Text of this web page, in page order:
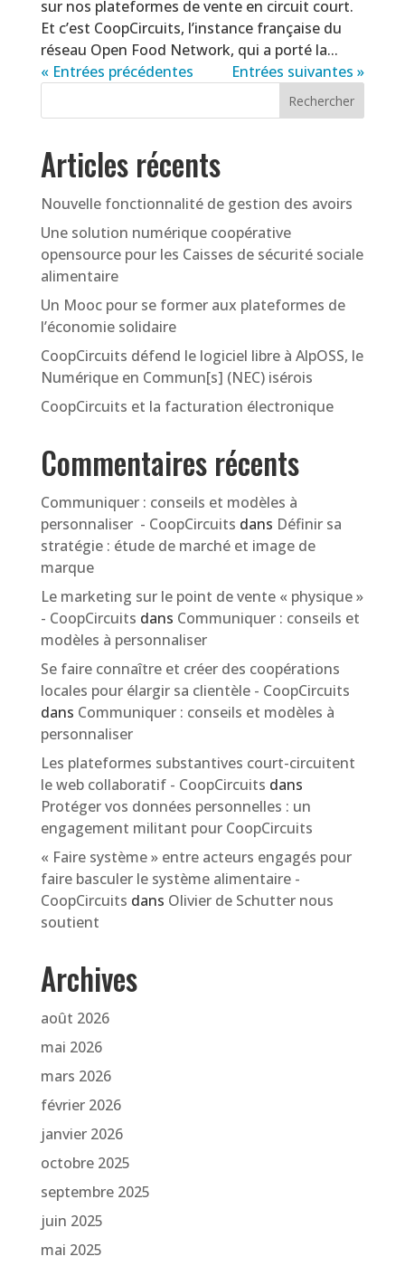
sur nos plateformes de vente en circuit court.
Et c’est CoopCircuits, l’instance française du
réseau Open Food Network, qui a porté la...
« Entrées précédentes
Entrées suivantes »
Articles récents
Nouvelle fonctionnalité de gestion des avoirs
Une solution numérique coopérative
opensource pour les Caisses de sécurité sociale
alimentaire
Un Mooc pour se former aux plateformes de
l’économie solidaire
CoopCircuits défend le logiciel libre à AlpOSS, le
Numérique en Commun[s] (NEC) isérois
CoopCircuits et la facturation électronique
Commentaires récents
Communiquer : conseils et modèles à
personnaliser - CoopCircuits dans Définir sa
stratégie : étude de marché et image de
marque
Le marketing sur le point de vente « physique »
- CoopCircuits dans Communiquer : conseils et
modèles à personnaliser
Se faire connaître et créer des coopérations
locales pour élargir sa clientèle - CoopCircuits
dans Communiquer : conseils et modèles à
personnaliser
Les plateformes substantives court-circuitent
le web collaboratif - CoopCircuits dans
Protéger vos données personnelles : un
engagement militant pour CoopCircuits
« Faire système » entre acteurs engagés pour
faire basculer le système alimentaire -
CoopCircuits dans Olivier de Schutter nous
soutient
Archives
août 2026
mai 2026
mars 2026
février 2026
janvier 2026
octobre 2025
septembre 2025
juin 2025
mai 2025